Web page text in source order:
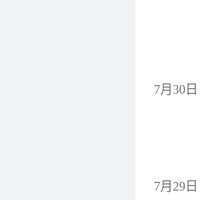
7月30日
7月29日